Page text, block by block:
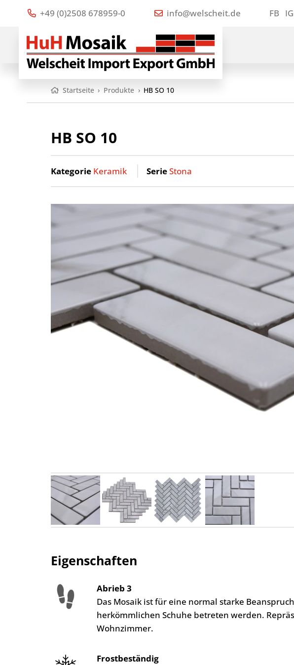
+49 (0)2508 678959-0 info@welscheit.de FB IG
Startseite › Produkte › HB SO 10
HB SO 10
Kategorie Keramik SerieStona
Eigenschaften
Abrieb 3
Das Mosaik ist für eine normal starke
herkömmlichen Schuhe betreten werden.
Wohnzimmer.
Frostbeständig